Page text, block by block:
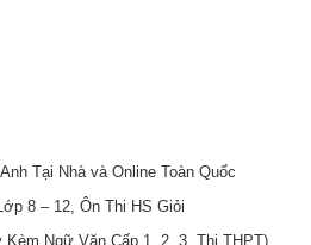
Tại Nhà và Online Toàn Quốc
8 – 12, Ôn Thi HS Giỏi
Kèm Ngữ Văn Cấp 1, 2, 3, Thi THPT)